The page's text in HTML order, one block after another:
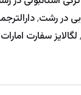
در رشت,
, لگالایز سفارت